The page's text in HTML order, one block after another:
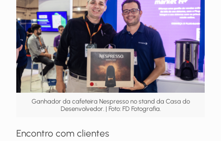
Ganhador da cafeteira Nespresso no stand da Casa do
Desenvolvedor. | Foto: FD Fotografia.
Encontro com clientes